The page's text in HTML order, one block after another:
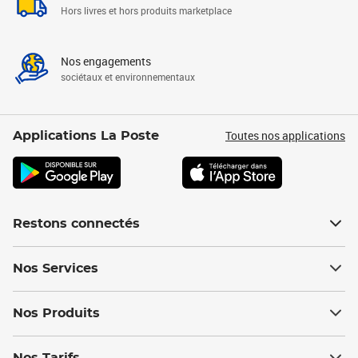
Hors livres et hors produits marketplace
Nos engagements
sociétaux et environnementaux
Applications La Poste Toutes nos applications
Restons connectés
Nos Services
Nos Produits